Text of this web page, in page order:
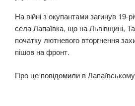
На війні з окупантами загинув 19-
села Лапаївка, що на Львівщині,
початку лютневого вторгнення
пішов на фронт.
Про це повідомили в Лапаївському